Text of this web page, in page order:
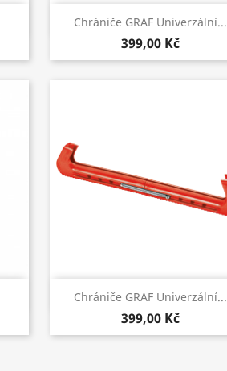
Chrániče GRAF Univerzální...
399,00 Kč
Rychlý náhled
Chrániče GRAF Univerzální...
399,00 Kč
Rychlý náhled